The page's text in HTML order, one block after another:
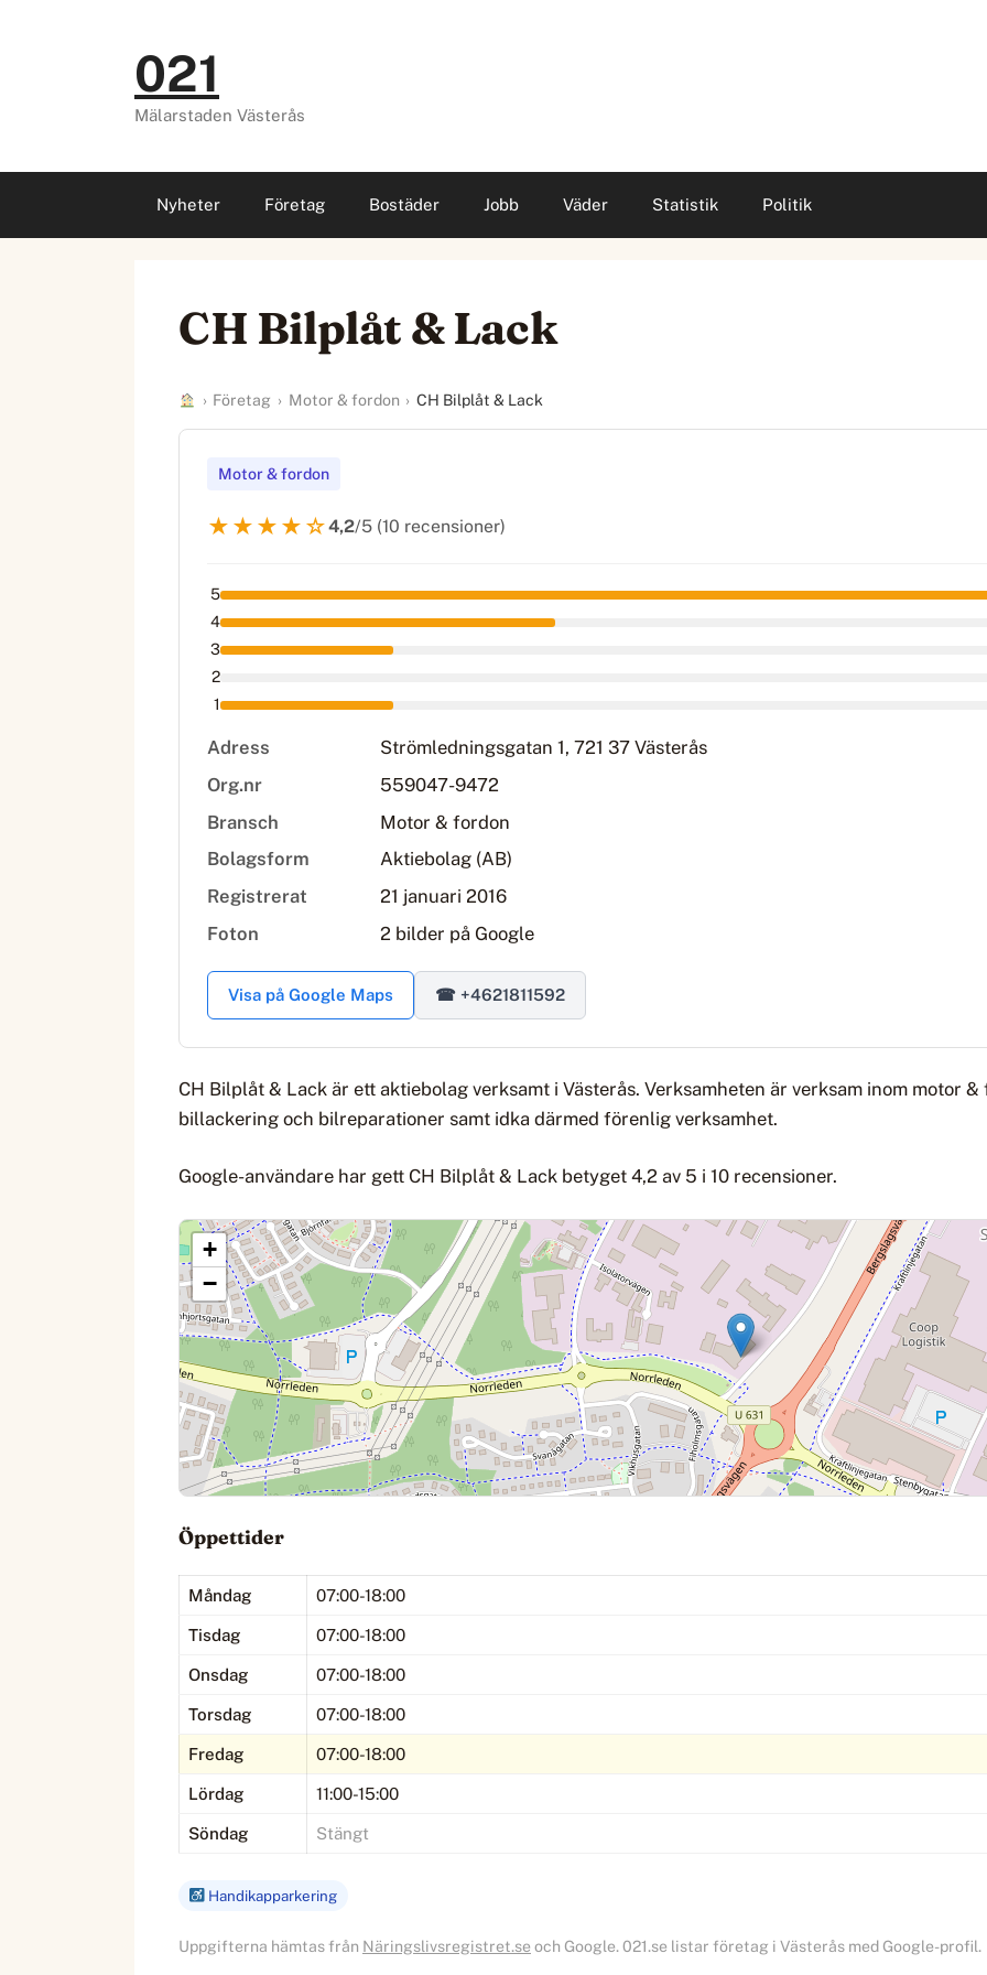
021
Mälarstaden Västerås
Nyheter Företag Bostäder Jobb Väder Statistik Politik
CH Bilplåt & Lack
› Företag › Motor & fordon › CH Bilplåt & Lack
Motor & fordon
★★★★☆4,2/5 (10 recensioner)
5
4
3
2
1
Adress
Strömledningsgatan 1, 721 37 Västerås
Org.nr
559047-9472
Bransch
Motor & fordon
Bolagsform
Aktiebolag (AB)
Registrerat
21 januari 2016
Foton
2 bilder på Google
Visa på Google Maps ☎ +4621811592
CH Bilplåt & Lack är ett aktiebolag verksamt i Västerås. Verksamheten är verksam inom motor
billackering och bilreparationer samt idka därmed förenlig verksamhet.
Google-användare har gett CH Bilplåt & Lack betyget 4,2 av 5 i 10 recensioner.
+
−
Öppettider
Måndag 07:00-18:00
Tisdag 07:00-18:00
Onsdag 07:00-18:00
Torsdag 07:00-18:00
Fredag 07:00-18:00
Lördag 11:00-15:00
Söndag Stängt
Handikapparkering
Uppgifterna hämtas från Näringslivsregistret.se och Google. 021.se listar företag i Västerås med Google-profil.